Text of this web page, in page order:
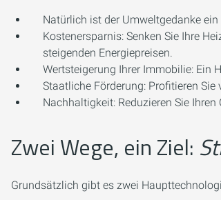
Natürlich ist der Umweltgedanke
Kostenersparnis: Senken Sie Ihre
steigenden Energiepreisen.
Wertsteigerung Ihrer Immobilie: Ein
Staatliche Förderung: Profitieren Sie
Nachhaltigkeit: Reduzieren Sie
Zwei Wege, ein Ziel:
Grundsätzlich gibt es zwei